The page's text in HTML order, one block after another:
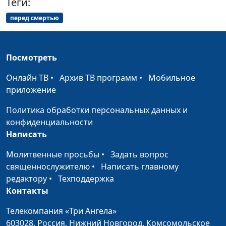
Кто мне на небе,
кто мне на земле
Как Тебя найти, мой
Бог
Она льется за тебя Лола Кафтанова
Крылья мне дай
Услышь, услышь
меня, мой Бог!
Господь нас создал
в этот мир
Лола Кафтанова
Перед Тобой
тишине
перед смертью
Посмотреть
Онлайн ТВ • Архив ТВ программ • Мобильное
приложение
Политика обработки персональных данных и
конфиденциальности
Написать
Молитвенные просьбы • Задать вопрос
священнослужителю • Написать главному
редактору • Техподдержка
Контакты
Телекомпания «Три Ангела»
603028, Россия, Нижний Новгород, Комсомольское